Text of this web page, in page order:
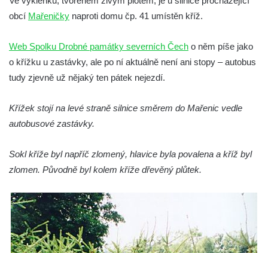
v Kamenném Újezdě
Kříž na křižovatce ulic 5. května a Dělnická
Kříž v Dělnické ulici v Kamenném Újezdě
Boží muka na křižovatce ulic Latrán a K
Centrální kříž hřbitova ve Velešíně
Kříž u kostela svatého Václava ve Velešíně
Kříž na zahradě domu čp. 127 v Římově
Kříž u lípy Jana Gurreho v Římově
Boží muka u hřbitova v Římově
Centrální kříž hřbitova v Římově
obcí Mařeničky naproti domu čp. 41 umístěn kříž.
Web Spolku Drobné památky severních Čech o něm píše jako
o křížku u zastávky, ale po ní aktuálně není ani stopy – autobus
tudy zjevně už nějaký ten pátek nejezdí.
Křížek stojí na levé straně silnice směrem do Mařenic vedle
autobusové zastávky.
Sokl kříže byl napříč zlomený, hlavice byla povalena a kříž byl
zlomen. Původně byl kolem kříže dřevěný plůtek.